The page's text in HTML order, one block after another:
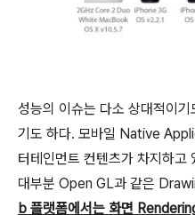
성능의 이슈는 다소 상대적이
기도 하다. 모바일 Native
터테인먼트 컨텐츠가 차지하고
대부분 Open GL과 같은
b 플랫폼에서는 화면